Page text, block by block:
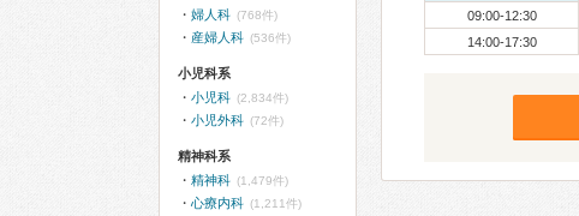
09:00-12:30
14:00-17:30
婦人科 (768件)
産婦人科 (536件)
小児科系
小児科 (2,834件)
小児外科 (72件)
精神科系
精神科 (1,479件)
心療内科 (1,211件)